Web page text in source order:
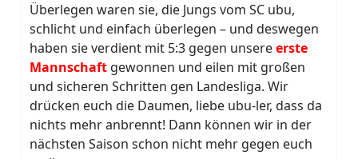
Überlegen waren sie, die Jungs vom SC ubu,
schlicht und einfach überlegen – und deswegen
haben sie verdient mit 5:3 gegen unsereerste
Mannschaft gewonnen und eilen mit großen
und sicheren Schritten gen Landesliga. Wir
drücken euch die Daumen, liebe ubu-ler, dass da
nichts mehr anbrennt! Dann können wir in der
nächsten Saison schon nicht mehr gegen euch